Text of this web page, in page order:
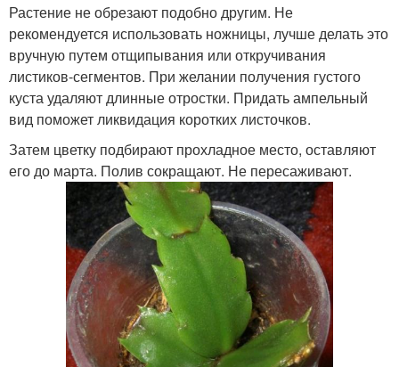
Растение не обрезают подобно другим. Не
рекомендуется использовать ножницы, лучше делать это
вручную путем отщипывания или откручивания
листиков-сегментов. При желании получения густого
куста удаляют длинные отростки. Придать ампельный
вид поможет ликвидация коротких листочков.
Затем цветку подбирают прохладное место, оставляют
его до марта. Полив сокращают. Не пересаживают.